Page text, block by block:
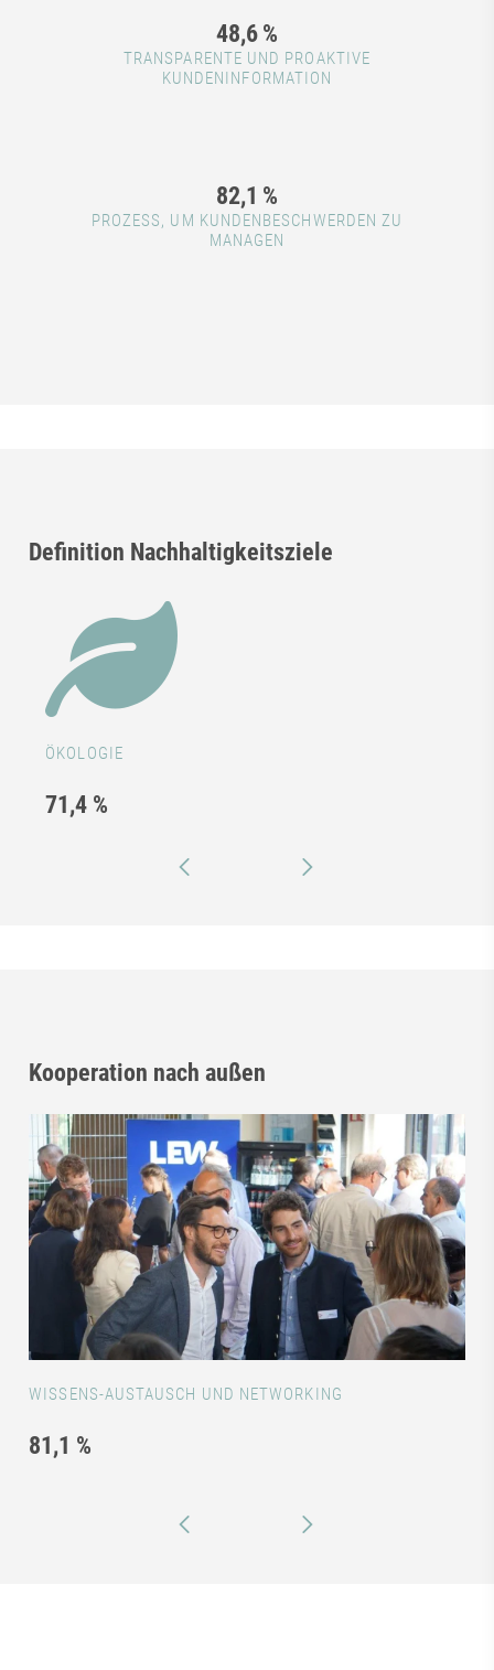
48,6 %
TRANSPARENTE UND PROAKTIVE
KUNDENINFORMATION
82,1 %
PROZESS, UM KUNDENBESCHWERDEN ZU
MANAGEN
Definition Nachhaltigkeitsziele
ÖKOLOGIE
71,4 %
Kooperation nach außen
WISSENS-AUSTAUSCH UND NETWORKING
81,1 %